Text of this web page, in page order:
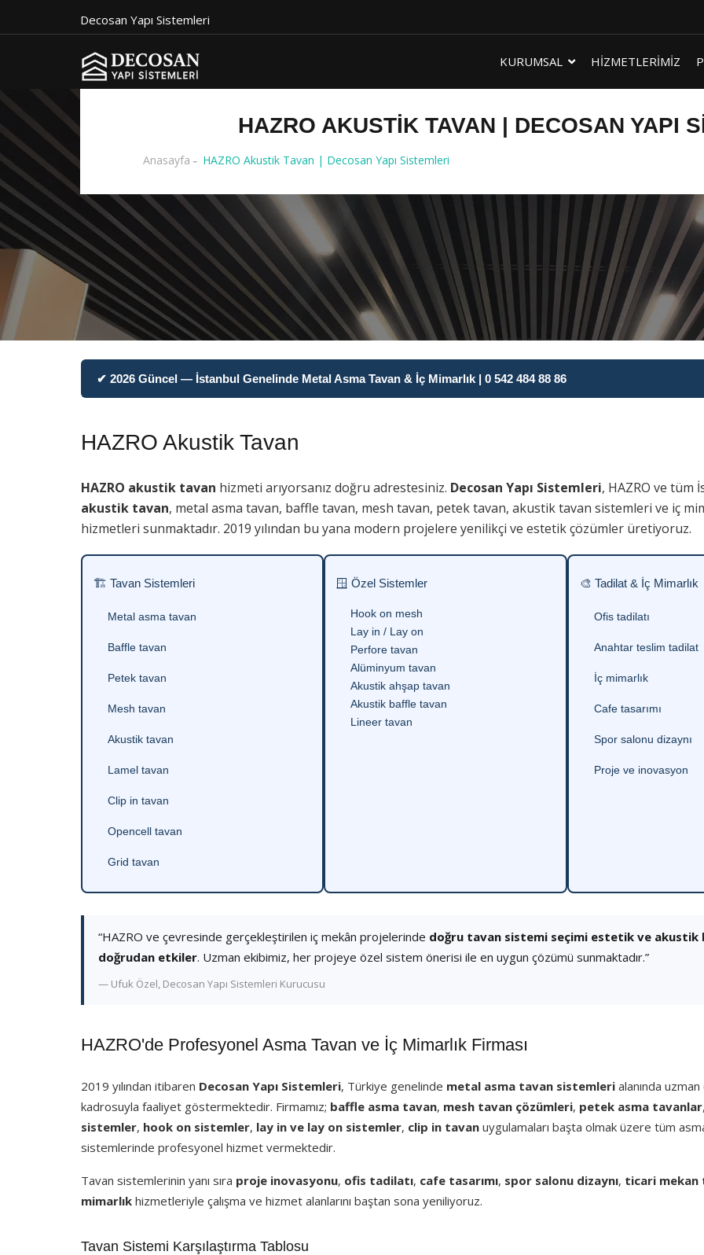
Decosan Yapı Sistemleri
KURUMSAL HİZMETLERİMİZ
HAZRO AKUSTIK TAVAN | DECOSAN YAPI
Anasayfa HAZRO Akustik Tavan | Decosan Yapı Sistemleri
✔ 2026 Güncel — İstanbul Genelinde Metal Asma Tavan & İç Mimarlık | 0 542 484 88 86
HAZRO Akustik Tavan
HAZRO akustik tavan hizmeti arıyorsanız doğru adrestesiniz. Decosan Yapı Sistemleri, HAZRO ve tüm
akustik tavan, metal asma tavan, baffle tavan, mesh tavan, petek tavan, akustik tavan sistemleri ve iç
hizmetleri sunmaktadır. 2019 yılından bu yana modern projelere yenilikçi ve estetik çözümler üretiyoruz.
🏗 Tavan Sistemleri
Metal asma tavan
Baffle tavan
Petek tavan
Mesh tavan
Akustik tavan
Lamel tavan
Clip in tavan
Opencell tavan
Grid tavan
🪟 Özel Sistemler
Hook on mesh
Lay in / Lay on
Perfore tavan
Alüminyum tavan
Akustik ahşap tavan
Akustik baffle tavan
Lineer tavan
🎨 Tadilat & İç Mimarlık
Ofis tadilatı
Anahtar teslim tadilat
İç mimarlık
Cafe tasarımı
Spor salonu dizaynı
Proje ve inovasyon
“HAZRO ve çevresinde gerçekleştirilen iç mekân projelerinde doğru tavan sistemi seçimi estetik ve akustik
doğrudan etkiler. Uzman ekibimiz, her projeye özel sistem önerisi ile en uygun çözümü sunmaktadır.”
— Ufuk Özel, Decosan Yapı Sistemleri Kurucusu
HAZRO'de Profesyonel Asma Tavan ve İç Mimarlık Firması
2019 yılından itibaren Decosan Yapı Sistemleri, Türkiye genelinde metal asma tavan sistemleri alanında
kadrosuyla faaliyet göstermektedir. Firmamız; baffle asma tavan, mesh tavan çözümleri, petek asma tavanlar,
sistemler, hook on sistemler, lay in ve lay on sistemler, clip in tavan uygulamaları başta olmak üzere tüm
sistemlerinde profesyonel hizmet vermektedir.
Tavan sistemlerinin yanı sıra proje inovasyonu, ofis tadilatı, cafe tasarımı, spor salonu dizaynı, ticari mekan
mimarlık hizmetleriyle çalışma ve hizmet alanlarını baştan sona yeniliyoruz.
Tavan Sistemi Karşılaştırma Tablosu